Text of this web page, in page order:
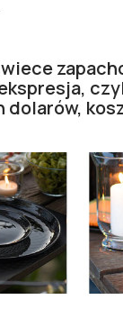
dolarów,